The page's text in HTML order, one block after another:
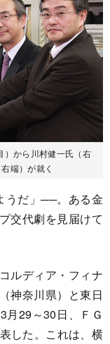
）から川村健一氏（右
端）が就く
うだ」──。ある金
交代劇を見届けて
ルディア・フィナ
神奈川県）と東日
月29～30日、ＦＧ
した。これは、横